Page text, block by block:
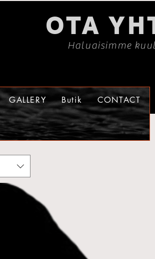
OTA
Haluaisimme
GALLERY Butik CONTACT